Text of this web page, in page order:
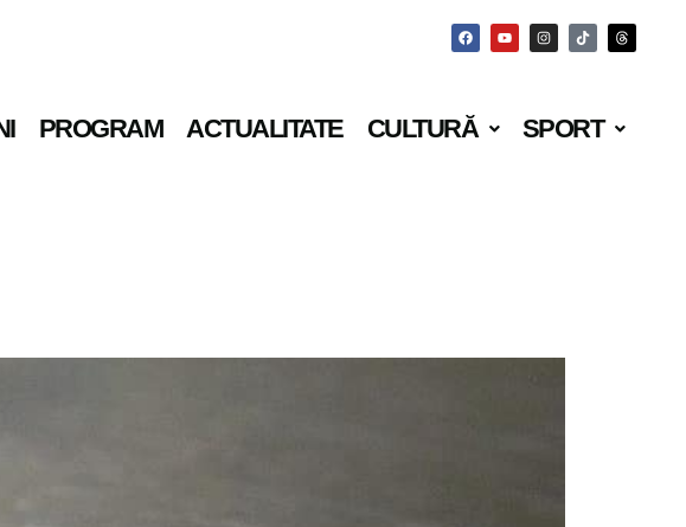
PROGRAM ACTUALITATE CULTURĂ SPORT